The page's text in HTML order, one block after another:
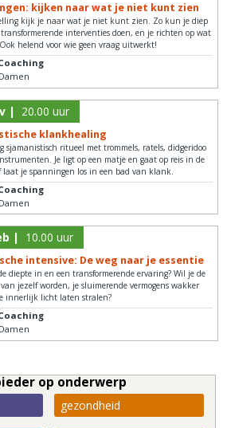
kijken naar wat je niet kunt zien
kijk je naar wat je niet kunt zien. Zo kun je diep
interventies doen, en je richten op wat
helend voor wie geen vraag uitwerkt!
| 20.00 uur
klankhealing
sjamanistisch ritueel met trommels, ratels, didgeridoo
Je ligt op een matje en gaat op reis in de
laat je spanningen los in een bad van klank.
| 10.00 uur
intensive: De weg naar je essentie
diepte in en een transformerende ervaring? Wil je de
van jezelf worden, je sluimerende vermogens wakker
innerlijk licht laten stralen?
op onderwerp
gezondheid